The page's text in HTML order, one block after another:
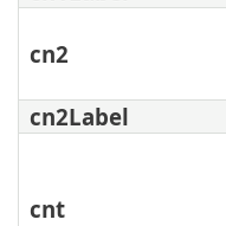
cn2
cn2Label
cnt